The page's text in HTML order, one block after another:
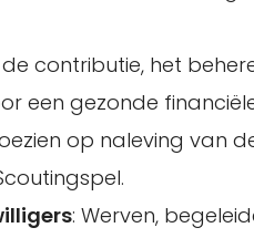
de contributie, het
een gezonde
op naleving van
: Werven,